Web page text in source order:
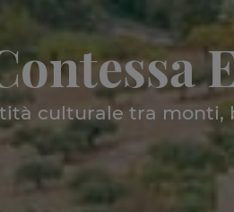
culturale tra monti,